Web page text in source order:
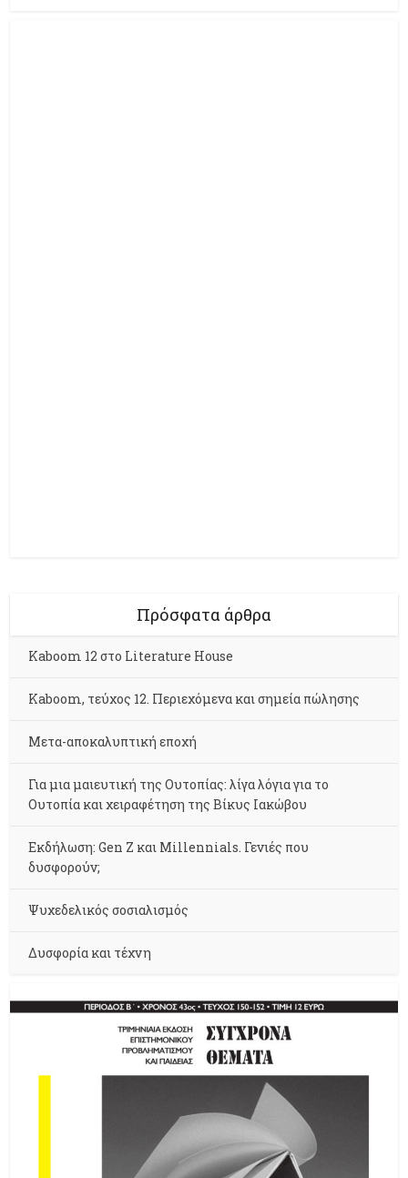
Πρόσφατα άρθρα
Kaboom 12 στο Literature House
Kaboom, τεύχος 12. Περιεχόμενα και σημεία πώλησης
Μετα-αποκαλυπτική εποχή
Για μια μαιευτική της Ουτοπίας: λίγα λόγια για το
Ουτοπία και χειραφέτηση της Βίκυς Ιακώβου
Εκδήλωση: Gen Z και Millennials. Γενιές που
δυσφορούν;
Ψυχεδελικός σοσιαλισμός
Δυσφορία και τέχνη